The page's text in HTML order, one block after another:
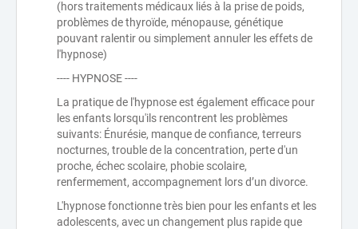
(hors traitements médicaux liés à la prise de poids,
problèmes de thyroïde, ménopause, génétique
pouvant ralentir ou simplement annuler les effets de
l'hypnose)
---- HYPNOSE ----
La pratique de l'hypnose est également efficace pour
les enfants lorsqu'ils rencontrent les problèmes
suivants: Énurésie, manque de confiance, terreurs
nocturnes, trouble de la concentration, perte d'un
proche, échec scolaire, phobie scolaire,
renfermement, accompagnement lors d’un divorce.
L'hypnose fonctionne très bien pour les enfants et les
adolescents, avec un changement plus rapide que